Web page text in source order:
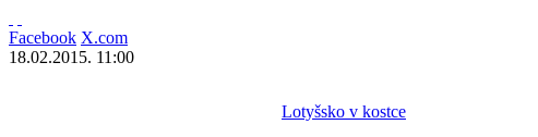
Facebook X.com
18.02.2015. 11:00
Lotyšsko v kostce